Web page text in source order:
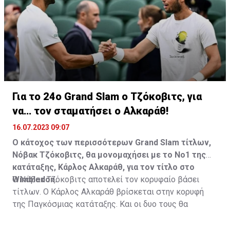
Για το 24ο Grand Slam ο Τζόκοβιτς, για
να… τον σταματήσει ο Αλκαράθ!
16.07.2023 09:07
Ο κάτοχος των περισσότερων Grand Slam τίτλων,
Νόβακ Τζόκοβιτς, θα μονομαχήσει με το Νο1 της
κατάταξης, Κάρλος Αλκαράθ, για τον τίτλο στο
Wimbledon.
Ο Νόβακ Τζόκοβιτς αποτελεί τον κορυφαίο βάσει
τίτλων. Ο Κάρλος Αλκαράθ βρίσκεται στην κορυφή
της Παγκόσμιας κατάταξης. Και οι δυο τους θα